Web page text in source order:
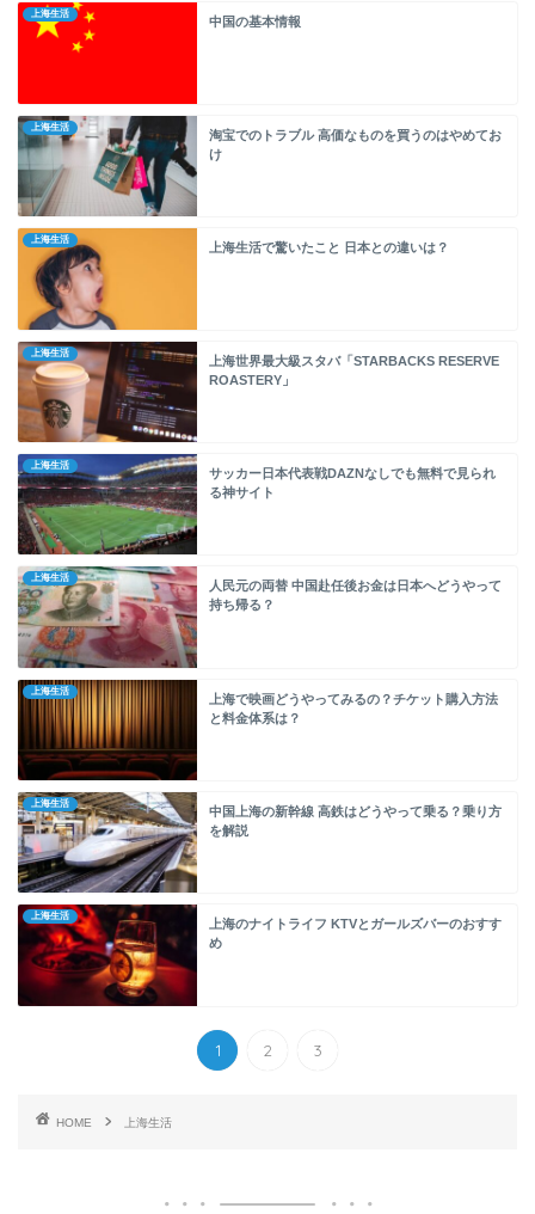
上海生活
中国の基本情報
上海生活
淘宝でのトラブル 高価なものを買うのはやめてお
け
上海生活
上海生活で驚いたこと 日本との違いは？
上海生活
上海世界最大級スタバ「STARBACKS RESERVE
ROASTERY」
上海生活
サッカー日本代表戦DAZNなしでも無料で見られ
る神サイト
上海生活
人民元の両替 中国赴任後お金は日本へどうやって
持ち帰る？
上海生活
上海で映画どうやってみるの？チケット購入方法
と料金体系は？
上海生活
中国上海の新幹線 高鉄はどうやって乗る？乗り方
を解説
上海生活
上海のナイトライフ KTVとガールズバーのおすす
め
1 2 3
HOME 上海生活